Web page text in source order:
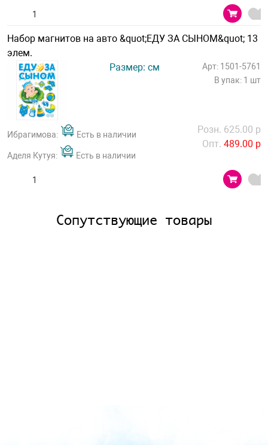
Набор магнитов на авто &quot;ЕДУ ЗА СЫНОМ&quot; 13
элем.
Размер: см
Арт: 1501-5761
В упак: 1 шт
Ибрагимова: Есть в наличии
Аделя Кутуя: Есть в наличии
Розн. 625.00 р
Опт. 489.00 р
Сопутствующие товары